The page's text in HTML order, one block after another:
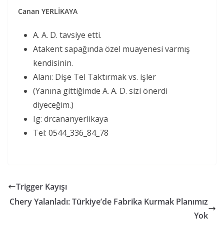
Canan YERLİKAYA
A. A. D. tavsiye etti.
Atakent sapağında özel muayenesi varmış
kendisinin.
Alanı: Dişe Tel Taktırmak vs. işler
(Yanına gittiğimde A. A. D. sizi önerdi
diyeceğim.)
Ig: drcananyerlikaya
Tel: 0544_336_84_78
Trigger Kayışı
Chery Yalanladı: Türkiye’de Fabrika Kurmak Planımız
Yok